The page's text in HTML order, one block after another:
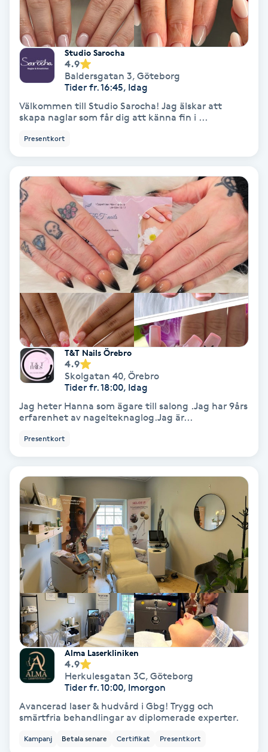
Hatha Yoga
Headspa
Hollywood Peel
Hot Stone Massage
Hot yoga
Hudföryngring
Huduppstramning
Hudvård
Hyaluronsyra
Hyperhidros
Hårborttagning
Hårbottenbehandling
Hårförlängning
Hårvård
Hälsa
Hälsprickor
Idrottsmassage
Studio Sarocha
4.9
Baldersgatan 3, Göteborg
Tider fr. 16:45, Idag
Välkommen till Studio Sarocha! Jag älskar att
skapa naglar som får dig att känna fin i ...
Presentkort
T&T Nails Örebro
4.9
Skolgatan 40, Örebro
Tider fr. 18:00, Idag
Jag heter Hanna som ägare till salong .Jag har 9års
erfarenhet av nagelteknaglog.Jag är...
Presentkort
Alma Laserkliniken
4.9
Herkulesgatan 3C, Göteborg
Tider fr. 10:00, Imorgon
Avancerad laser & hudvård i Gbg! Trygg och
smärtfria behandlingar av diplomerade experter.
Kampanj Betala senare Certifikat Presentkort